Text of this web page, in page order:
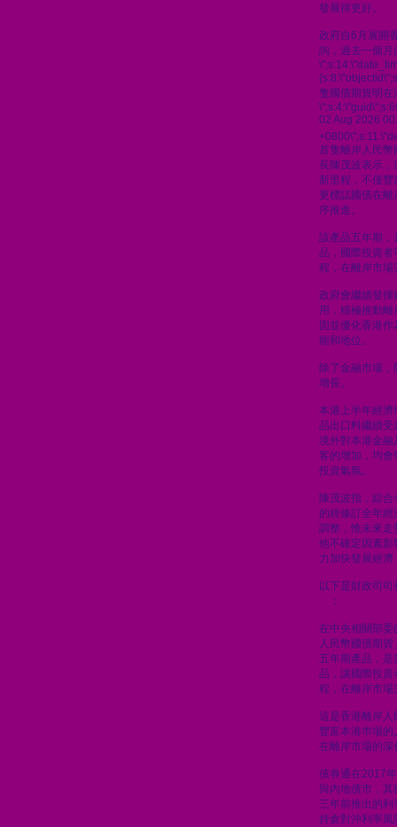
發展得更好。
政府自6月展開
詢，過去一個月
隻國債期貨明在
02 Aug 2026
首隻離岸人民幣
長陳茂波表示，
新里程，不僅
更標誌國債在
序推進。
該產品五年期，
品，國際投資者
程，在離岸市場
政府會繼續發揮
用，積極推動
固並優化香港
能和地位。
除了金融市場
增長。
本港上半年經
品出口料繼續受
境外對本港金融
客的增加，均會
投資氣氛。
陳茂波指，綜
的經修訂全年
調整，惟未來走
他不確定因素影
力加快發展經
以下是財政司
：
在中央相關部委
人民幣國債期
五年期產品，
品，讓國際投資
程，在離岸市場
這是香港離岸
豐富本港巿場
在離岸市場的深
債券通在2017
與內地債市，
三年前推出的
持倉對沖利率風